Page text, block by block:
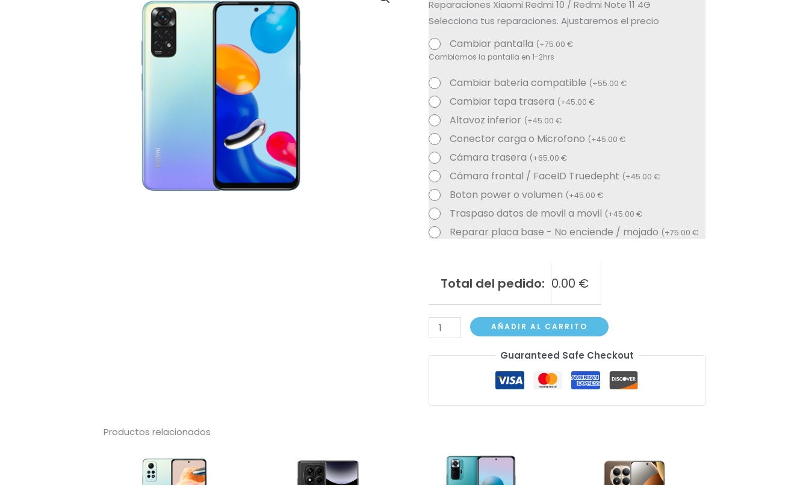
Reparaciones Xiaomi Redmi 10 / Redmi Note 11 4G
Selecciona tus reparaciones. Ajustaremos el precio
Cambiar pantalla (+75.00 €
Cambiamos la pantalla en 1-2hrs
Cambiar bateria compatible (+55.00 €
Cambiar tapa trasera (+45.00 €
Altavoz inferior (+45.00 €
Conector carga o Microfono (+45.00 €
Cámara trasera (+65.00 €
Cámara frontal / FaceID Truedepht (+45.00 €
Boton power o volumen (+45.00 €
Traspaso datos de movil a movil (+45.00 €
Reparar placa base - No enciende / mojado (+75.00 €
Total del pedido: 0.00 €
Redmi
Note
11
AÑADIR AL CARRITO
Guaranteed Safe Checkout
Productos relacionados